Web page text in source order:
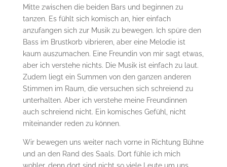
Mitte zwischen die beiden Bars und beginnen zu
tanzen. Es fühlt sich komisch an, hier einfach
anzufangen sich zur Musik zu bewegen. Ich spüre den
Bass im Brustkorb vibrieren, aber eine Melodie ist
kaum auszumachen. Eine Freundin von mir sagt etwas,
aber ich verstehe nichts. Die Musik ist einfach zu laut.
Zudem liegt ein Summen von den ganzen anderen
Stimmen im Raum, die versuchen sich schreiend zu
unterhalten. Aber ich verstehe meine Freundinnen
auch schreiend nicht. Ein komisches Gefühl, nicht
miteinander reden zu können.
Wir bewegen uns weiter nach vorne in Richtung Bühne
und an den Rand des Saals. Dort fühle ich mich
wohler, denn dort sind nicht so viele Leute um uns